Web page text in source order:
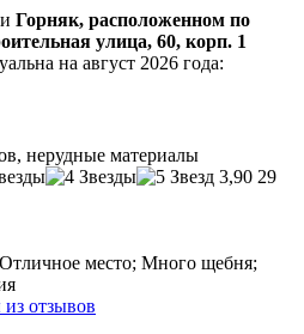
Горняк, расположенном по
улица, 60, корп. 1
на август 2026 года:
нерудные материалы
3,90 29
место; Много щебня;
отзывов